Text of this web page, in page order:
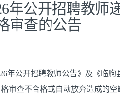
年公开招聘教师
审查的公告
年公开招聘教师公告》及《临
审查不合格或自动放弃造成的